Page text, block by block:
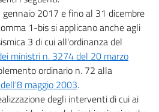
2017 e fino al 31 dicembre
1-bis si applicano anche agli
3 di cui all'ordinanza del
ministri n. 3274 del 20 marzo
ordinario n. 72 alla
maggio 2003.
degli interventi di cui ai